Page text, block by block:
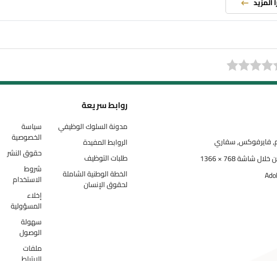
سفاري
روابط سريعة
مدونة السلوك الوظيفي
الروابط المفيدة
طلبات التوظيف
الخطة الوطنية الشاملة
لحقوق الإنسان
سياسة
حقوق النشر
شروط
الاستخدام